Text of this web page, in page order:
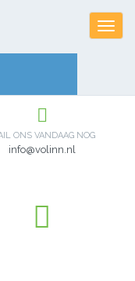
ONS VANDAAG NOG
info@volinn.nl